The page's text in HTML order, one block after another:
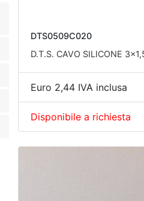
DTS0509C020
D.T.S. CAVO SILICONE
Euro 2,44 IVA inclusa
Disponibile a richiesta